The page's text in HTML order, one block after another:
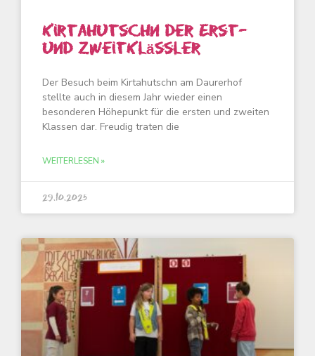
Kirtahutschn der Erst-
und Zweitklässler
Der Besuch beim Kirtahutschn am Daurerhof
stellte auch in diesem Jahr wieder einen
besonderen Höhepunkt für die ersten und zweiten
Klassen dar. Freudig traten die
WEITERLESEN »
29.10.2025